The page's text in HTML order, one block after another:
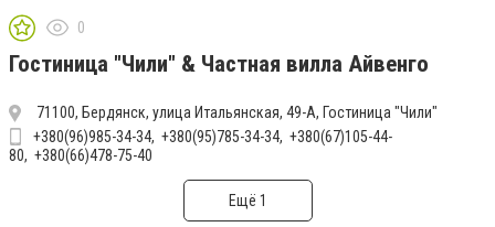
0
Гостиница "Чили" & Частная вилла Айвенго
71100, Бердянск, улица Итальянская, 49-А, Гостиница "Чили"
+380(96)985-34-34 +380(95)785-34-34 +380(67)105-44-
80
+380(66)478-75-40
Ещё 1